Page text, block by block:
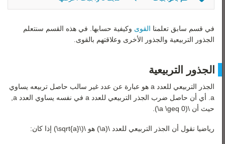
الجذر الصحيح 2
أحسب الجذر
في قسم سابق تعلمنا القوى وكيفية حسابها. في هذه القسم سنتعلم
الجذور التربيعية والجذور الأخرى وعلاقتهم بالقوى.
الجذور التربيعية
الجذر التربيعي للعدد a هو عبارة عن عدد غير سالب حاصل تربيعه يساوي
a. أي أن حاصل ضرب الجذر التربيعي للعدد a في نفسه يساوي العدد a,
حيث أن \(a \geq 0\).
رياضيا نقول أن الجذر التربيعي للعدد \(a\) هو \(\sqrt{a}\) إذا كان:
العام الدراسي 8
رياضيات 1
الهندسة
الجبر
الدوال
النسب المئوية
الإحصاء والاحتمالات
رياضيات 2